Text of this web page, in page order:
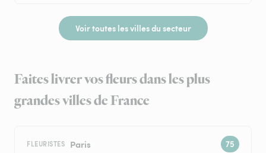
Voir toutes les villes du secteur
Faites livrer vos fleurs dans les plus
grandes villes de France
FLEURISTES Paris